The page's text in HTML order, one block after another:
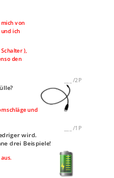
von
ich
),
den
/2P
und
/1P
wird.
drei Beispiele!